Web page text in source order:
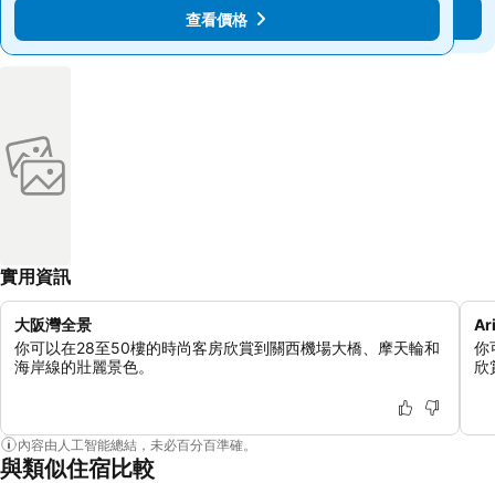
查看價格
查看價格
實用資訊
大阪灣全景
你可以在28至50樓的時尚客房欣賞到關西機場大橋、摩天輪和
海岸線的壯麗景色。
你
欣
內容由人工智能總結，未必百分百準確。
與類似住宿比較